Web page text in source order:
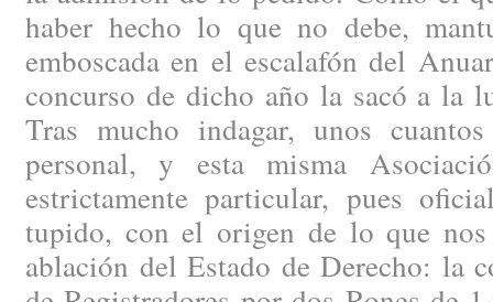
haber hecho lo que no debe,
emboscada en el escalafón del
concurso de dicho año la sacó a la
Tras mucho indagar, unos
personal, y esta misma
estrictamente particular, pues
tupido, con el origen de lo que nos
ablación del Estado de Derecho: la